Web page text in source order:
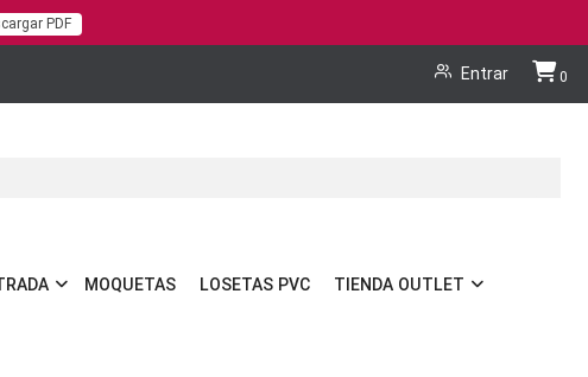
PDF
Entrar Cart
0
MOQUETAS LOSETAS PVC TIENDA OUTLET